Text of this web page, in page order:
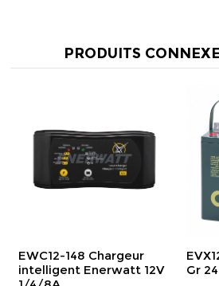
PRODUITS
Batterie AGM
24 12V 75Ah
Gr 24